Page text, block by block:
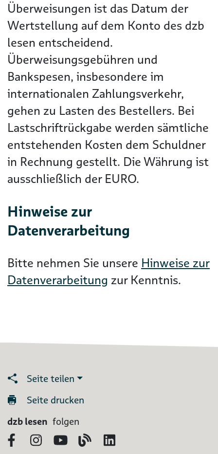
Überweisungen ist das Datum der
Wertstellung auf dem Konto des dzb
lesen entscheidend.
Überweisungsgebühren und
Bankspesen, insbesondere im
internationalen Zahlungsverkehr,
gehen zu Lasten des Bestellers. Bei
Lastschriftrückgabe werden sämtliche
entstehenden Kosten dem Schuldner
in Rechnung gestellt. Die Währung ist
ausschließlich der EURO.
Hinweise zur
Datenverarbeitung
Bitte nehmen Sie unsere Hinweise zur
Datenverarbeitung zur Kenntnis.
Seite teilen
Seite drucken
dzb lesen folgen
FacebookInstagram
YouTubeBlog